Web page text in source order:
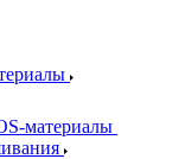
материалы